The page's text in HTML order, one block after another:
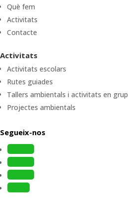
Què fem
Activitats
Contacte
Activitats
Activitats escolars
Rutes guiades
Tallers ambientals i activitats en grup
Projectes ambientals
Segueix-nos
Follow
Follow
Follow
Follow